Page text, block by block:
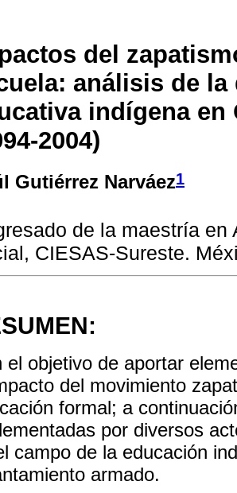
del
análisis de la
indígena en
2004)
Gutiérrez Narváez1
de la maestría en
CIESAS-Sureste.
el objetivo de aportar
del movimiento
formal; a
por diversos
campo de la educación
armado.